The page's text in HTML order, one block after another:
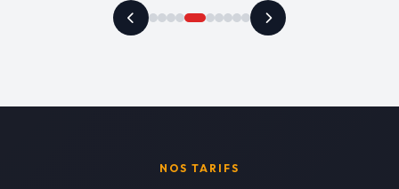
NOS TARIFS